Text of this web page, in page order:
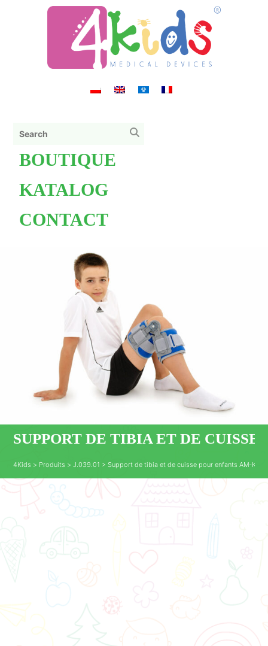
BOUTIQUE
KATALOG
CONTACT
SUPPORT DE TIBIA ET DE CUISSE
4Kids > Produits >J.039.01 >Support de tibia et de cuisse pour enfants